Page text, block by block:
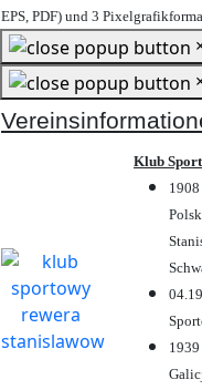
EPS, PDF) und 3
Klub